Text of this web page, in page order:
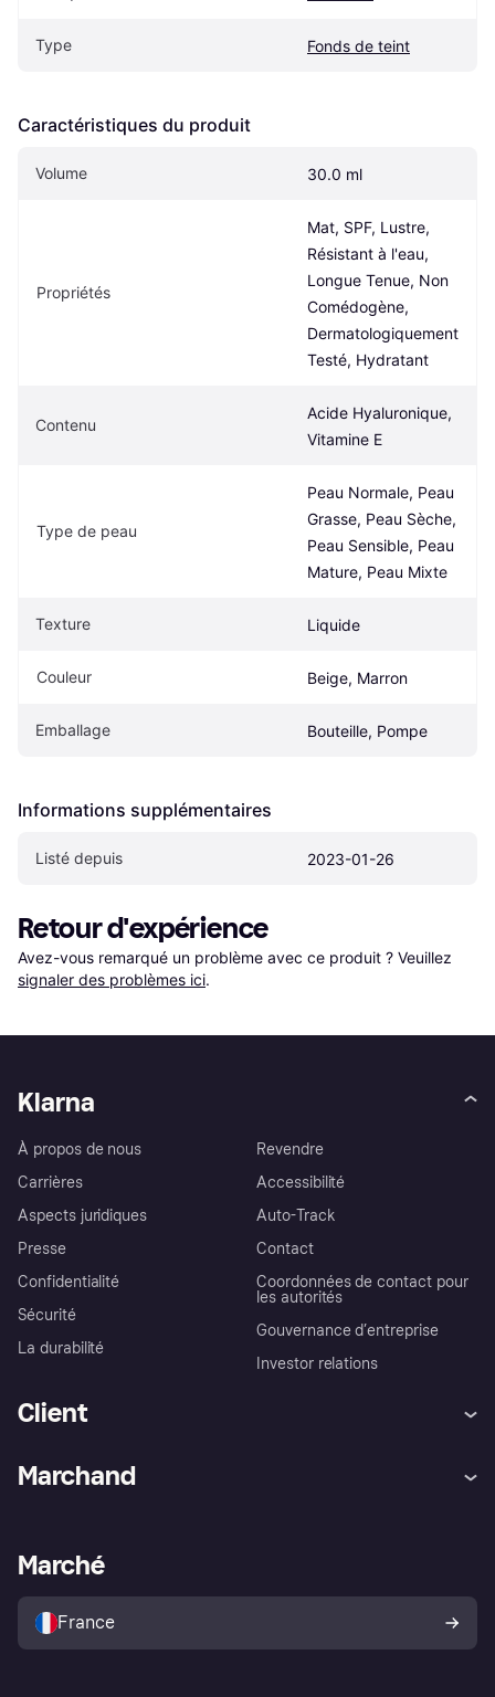
Type Fonds de teint
Caractéristiques du produit
Volume 30.0 ml
Propriétés
Mat, SPF, Lustre,
Résistant à l'eau,
Longue Tenue, Non
Comédogène,
Dermatologiquement
Testé, Hydratant
Contenu
Acide Hyaluronique,
Vitamine E
Type de peau
Peau Normale, Peau
Grasse, Peau Sèche,
Peau Sensible, Peau
Mature, Peau Mixte
Texture Liquide
Couleur Beige, Marron
Emballage Bouteille, Pompe
Informations supplémentaires
Listé depuis 2023-01-26
Retour d'expérience
Avez-vous remarqué un problème avec ce produit ? Veuillez
signaler des problèmes ici.
Klarna
À propos de nous
Carrières
Aspects juridiques
Presse
Confidentialité
Sécurité
La durabilité
Revendre
Accessibilité
Auto-Track
Contact
Coordonnées de contact pour
les autorités
Gouvernance d’entreprise
Investor relations
Client
Explorez les magasins
Politique de protection de
l’acheteur Klarna
Marchand
Portail Marchand
Marché
France